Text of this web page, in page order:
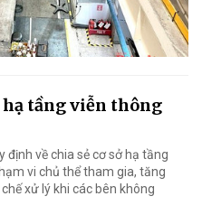
hạ tầng viễn thông
định về chia sẻ cơ sở hạ tầng
vi chủ thể tham gia, tăng
xử lý khi các bên không